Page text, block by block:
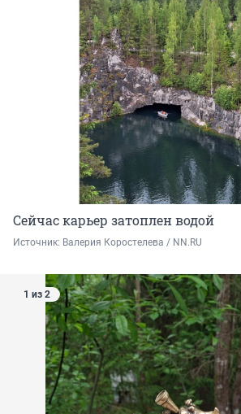
Сейчас карьер затоплен водой
Источник: Валерия Коростелева / NN.RU
1 из 2